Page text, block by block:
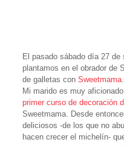
El pasado sábado día 27
plantamos en el obrador de
de galletas con Sweetmama.
Mi marido es muy
primer curso de decoración
Sweetmama. Desde
deliciosos -de los que no
hacen crecer el michelín-